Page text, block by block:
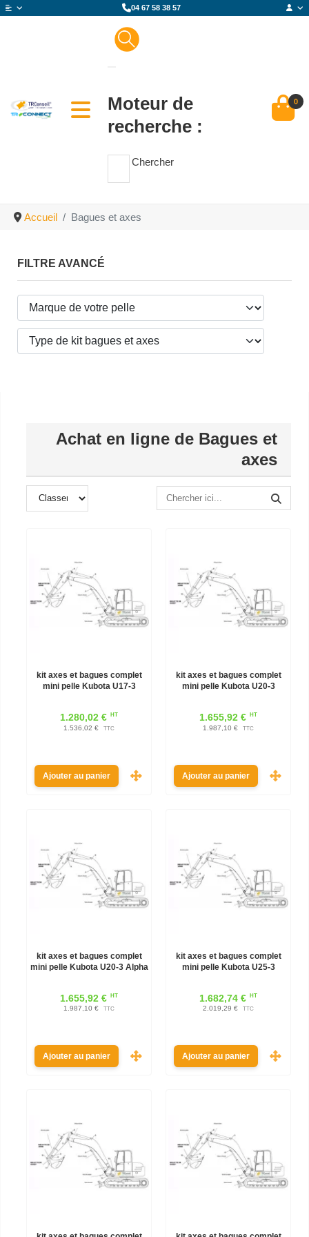
04 67 58 38 57
Moteur de
recherche :
Chercher
0
Accueil Bagues et axes
FILTRE AVANCÉ
Achat en ligne de Bagues et
axes
kit axes et bagues complet
mini pelle Kubota U17-3
1.280,02 € HT
1.536,02 € TTC
Ajouter au panier
kit axes et bagues complet
mini pelle Kubota U20-3
1.655,92 € HT
1.987,10 € TTC
Ajouter au panier
kit axes et bagues complet
mini pelle Kubota U20-3 Alpha
1.655,92 € HT
1.987,10 € TTC
Ajouter au panier
kit axes et bagues complet
mini pelle Kubota U25-3
1.682,74 € HT
2.019,29 € TTC
Ajouter au panier